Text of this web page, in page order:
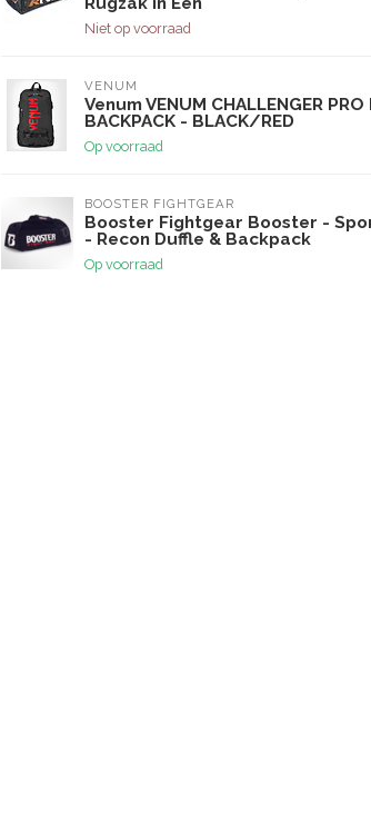
Niet op voorraad
VENUM
Venum VENUM CHALLENGER PRO
BACKPACK - BLACK/RED
Op voorraad
BOOSTER FIGHTGEAR
Booster Fightgear Booster -
- Recon Duffle & Backpack
Op voorraad